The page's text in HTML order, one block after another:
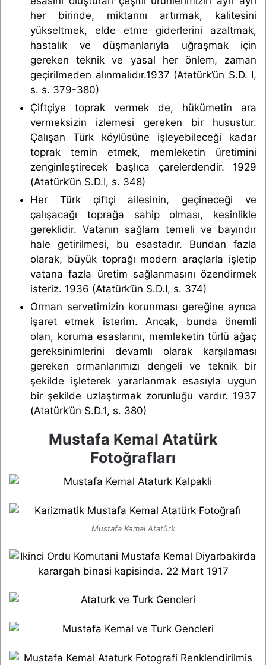
her birinde, miktarını artırmak, kalitesini
yükseltmek, elde etme giderlerini azaltmak,
hastalık ve düşmanlarıyla uğraşmak için
gereken teknik ve yasal her önlem, zaman
geçirilmeden alınmalıdır.1937 (Atatürk’ün S.D. I,
s. s. 379-380)
Çiftçiye toprak vermek de, hükümetin ara
vermeksizin izlemesi gereken bir husustur.
Çalışan Türk köylüsüne işleyebileceği kadar
toprak temin etmek, memleketin üretimini
zenginleştirecek başlıca çarelerdendir. 1929
(Atatürk’ün S.D.I, s. 348)
Her Türk çiftçi ailesinin, geçineceği ve
çalışacağı toprağa sahip olması, kesinlikle
gereklidir. Vatanın sağlam temeli ve bayındır
hale getirilmesi, bu esastadır. Bundan fazla
olarak, büyük toprağı modern araçlarla işletip
vatana fazla üretim sağlanmasını özendirmek
isteriz. 1936 (Atatürk’ün S.D.I, s. 374)
Orman servetimizin korunması gereğine ayrıca
işaret etmek isterim. Ancak, bunda önemli
olan, koruma esaslarını, memleketin türlü ağaç
gereksinimlerini devamlı olarak karşılaması
gereken ormanlarımızı dengeli ve teknik bir
şekilde işleterek yararlanmak esasıyla uygun
bir şekilde uzlaştırmak zorunluğu vardır. 1937
(Atatürk’ün S.D.1, s. 380)
Mustafa Kemal Atatürk
Fotoğrafları
Mustafa Kemal Atatürk